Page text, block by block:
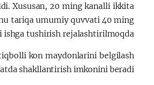
Xususan, 20 ming kanalli ikkita
tariqa umumiy quvvati 40 ming
tushirish rejalashtirilmoqda.
kon maydonlarini belgilash
shakllantirish imkonini beradi.